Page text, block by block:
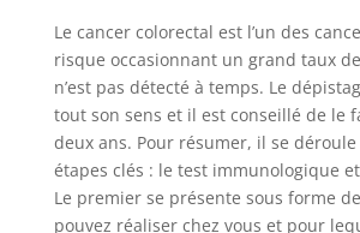
Le cancer colorectal est l’un des
risque occasionnant un grand taux
n’est pas détecté à temps. Le
tout son sens et il est conseillé de le
deux ans. Pour résumer, il se
étapes clés : le test immunologique
Le premier se présente sous forme
pouvez réaliser chez vous et pour